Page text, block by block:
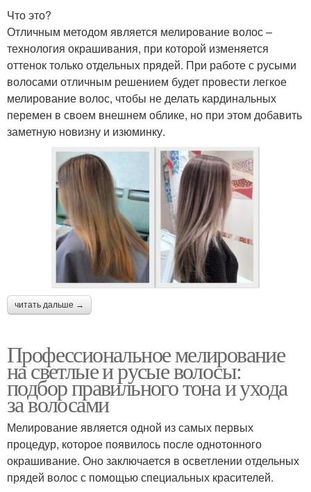
Что это?
Отличным методом является мелирование волос –
технология окрашивания, при которой изменяется
оттенок только отдельных прядей. При работе с русыми
волосами отличным решением будет провести легкое
мелирование волос, чтобы не делать кардинальных
перемен в своем внешнем облике, но при этом добавить
заметную новизну и изюминку.
читать дальше →
Профессиональное мелирование
на светлые и русые волосы:
подбор правильного тона и ухода
за волосами
Мелирование является одной из самых первых
процедур, которое появилось после однотонного
окрашивание. Оно заключается в осветлении отдельных
прядей волос с помощью специальных красителей.